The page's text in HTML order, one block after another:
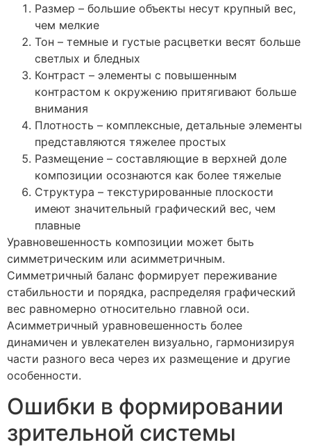
Размер – большие объекты несут крупный вес,
чем мелкие
Тон – темные и густые расцветки весят больше
светлых и бледных
Контраст – элементы с повышенным
контрастом к окружению притягивают больше
внимания
Плотность – комплексные, детальные элементы
представляются тяжелее простых
Размещение – составляющие в верхней доле
композиции осознаются как более тяжелые
Структура – текстурированные плоскости
имеют значительный графический вес, чем
плавные
Уравновешенность композиции может быть
симметрическим или асимметричным.
Симметричный баланс формирует переживание
стабильности и порядка, распределяя графический
вес равномерно относительно главной оси.
Асимметричный уравновешенность более
динамичен и увлекателен визуально, гармонизируя
части разного веса через их размещение и другие
особенности.
Ошибки в формировании
зрительной системы